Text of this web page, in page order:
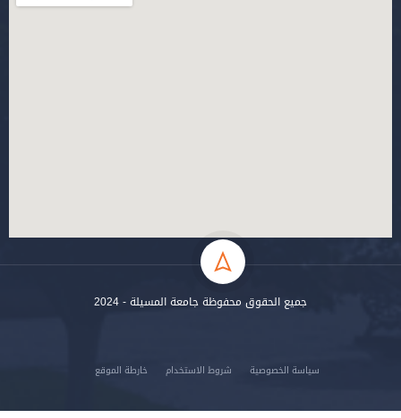
جميع الحقوق محفوظة جامعة المسيلة - 2024
سياسة الخصوصية شروط الاستخدام خارطة الموقع